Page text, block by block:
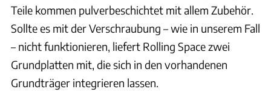
Teile kommen pulverbeschichtet mit allem Zubehör.
Sollte es mit der Verschraubung – wie in unserem Fall
– nicht funktionieren, liefert Rolling Space zwei
Grundplatten mit, die sich in den vorhandenen
Grundträger integrieren lassen.